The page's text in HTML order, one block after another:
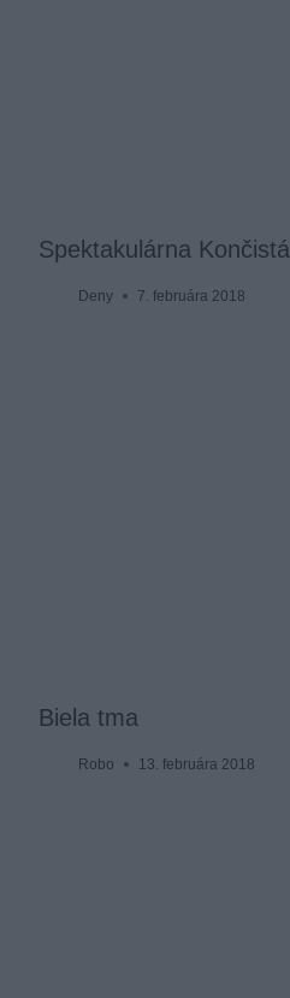
Spektakulárna Končistá
Deny 7. februára 2018
Biela tma
Robo 13. februára 2018